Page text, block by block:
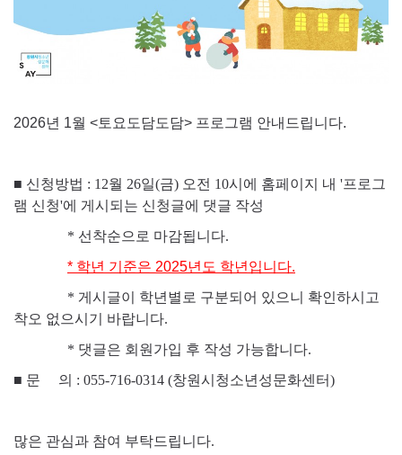
2026년 1월 <토요도담도담> 프로그램 안내드립니다.
■ 신청방법 : 12월 26일(금) 오전 10시에 홈페이지 내 '프로그
램 신청'에 게시되는 신청글에 댓글 작성
* 선착순으로 마감됩니다.
* 학년 기준은 2025년도 학년입니다.
* 게시글이 학년별로 구분되어 있으니 확인하시고
착오 없으시기 바랍니다.
* 댓글은 회원가입 후 작성 가능합니다.
■ 문 의 : 055-716-0314 (창원시청소년성문화센터)
많은 관심과 참여 부탁드립니다.